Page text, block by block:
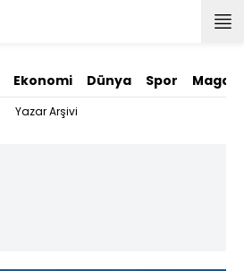
Ekonomi Dünya Spor
Yazar Arşivi